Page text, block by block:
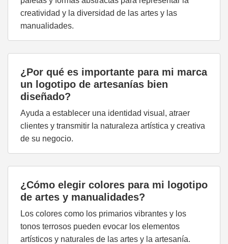
creatividad y la diversidad de las artes y las
manualidades.
¿Por qué es importante para mi marca
un logotipo de artesanías bien
diseñado?
Ayuda a establecer una identidad visual, atraer
clientes y transmitir la naturaleza artística y creativa
de su negocio.
¿Cómo elegir colores para mi logotipo
de artes y manualidades?
Los colores como los primarios vibrantes y los
tonos terrosos pueden evocar los elementos
artísticos y naturales de las artes y la artesanía.